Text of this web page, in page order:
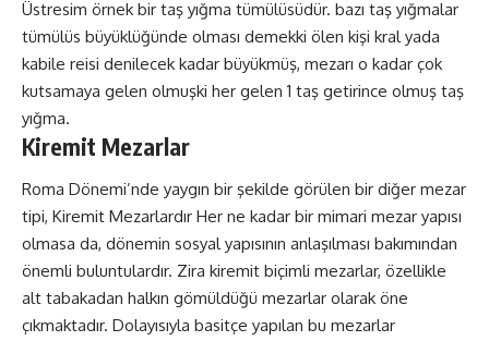
Üstresim örnek bir taş yığma tümülüsüdür. bazı taş yığmalar
tümülüs büyüklüğünde olması demekki ölen kişi kral yada
kabile reisi denilecek kadar büyükmüş, mezarı o kadar çok
kutsamaya gelen olmuşki her gelen 1 taş getirince olmuş taş
yığma.
Kiremit Mezarlar
Roma Dönemi’nde yaygın bir şekilde görülen bir diğer mezar
tipi, Kiremit Mezarlardır Her ne kadar bir mimari mezar yapısı
olmasa da, dönemin sosyal yapısının anlaşılması bakımından
önemli buluntulardır. Zira kiremit biçimli mezarlar, özellikle
alt tabakadan halkın gömüldüğü mezarlar olarak öne
çıkmaktadır. Dolayısıyla basitçe yapılan bu mezarlar